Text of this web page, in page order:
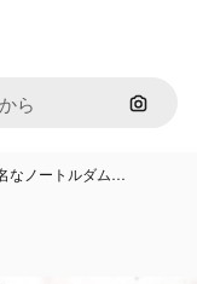
画像で
なノートルダム…